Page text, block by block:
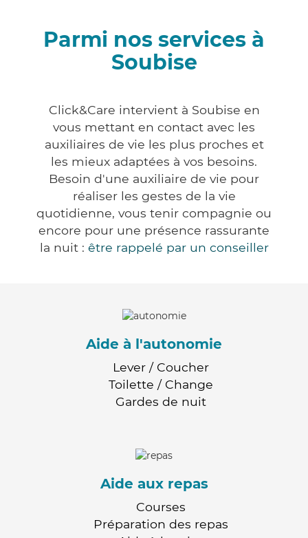
Parmi nos services à
Soubise
Click&Care intervient à Soubise en
vous mettant en contact avec les
auxiliaires de vie les plus proches et
les mieux adaptées à vos besoins.
Besoin d'une auxiliaire de vie pour
réaliser les gestes de la vie
quotidienne, vous tenir compagnie ou
encore pour une présence rassurante
la nuit : être rappelé par un conseiller
Aide à l'autonomie
Lever / Coucher
Toilette / Change
Gardes de nuit
Aide aux repas
Courses
Préparation des repas